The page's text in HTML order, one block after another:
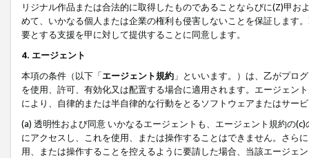
リジナル作品または合法的に取得したものであることならびに(Z)甲
めて、いかなる個人または企業の権利も侵害しないことを保証します
要とする支援を甲に対して提供することに同意します。
4. エージェント
本項の条件（以下「エージェント規約 」といいます。）は、乙がプロ
を使用、許可、有効化又は配置する場合に適用されます。エージェン
により、自律的または半自律的な行動をとるソフトウェアまたはサー
(a) 透明性および同意 いかなるエージェントも、エージェント規約の
にアクセスし、これを使用、または操作することはできません。さら
用、または操作することを控えるように要請した場合、当該エージェ